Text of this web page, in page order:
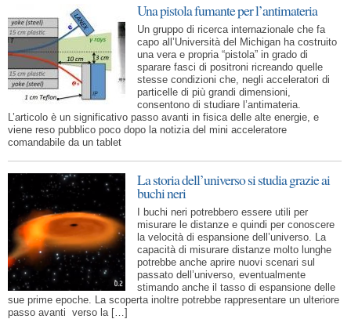
Una pistola fumante per l’antimateria
Un gruppo di ricerca internazionale che fa
capo all’Università del Michigan ha costruito
una vera e propria “pistola” in grado di
sparare fasci di positroni ricreando quelle
stesse condizioni che, negli acceleratori di
particelle di più grandi dimensioni,
consentono di studiare l’antimateria.
L’articolo è un significativo passo avanti in fisica delle alte energie, e
viene reso pubblico poco dopo la notizia del mini acceleratore
comandabile da un tablet
La storia dell’universo si studia grazie ai
buchi neri
I buchi neri potrebbero essere utili per
misurare le distanze e quindi per conoscere
la velocità di espansione dell’universo. La
capacità di misurare distanze molto lunghe
potrebbe anche aprire nuovi scenari sul
passato dell’universo, eventualmente
stimando anche il tasso di espansione delle
sue prime epoche. La scoperta inoltre potrebbe rappresentare un ulteriore
passo avanti verso la […]